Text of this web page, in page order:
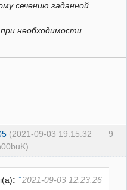
сечению заданной
необходимости.
9
(2021-09-03 19:15:32
: ↑2021-09-03 12:23:26